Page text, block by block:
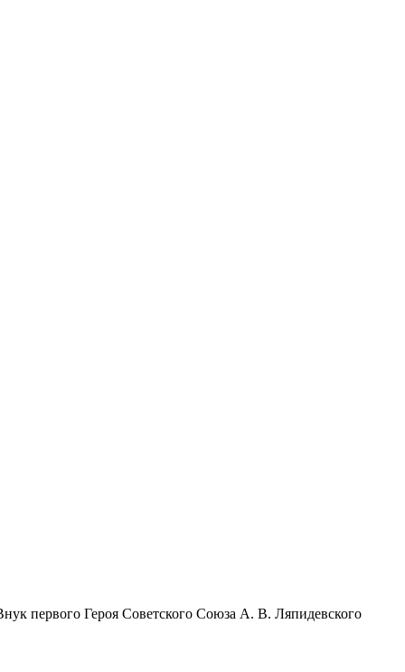
первого Героя Советского Союза А. В. Ляпидевского